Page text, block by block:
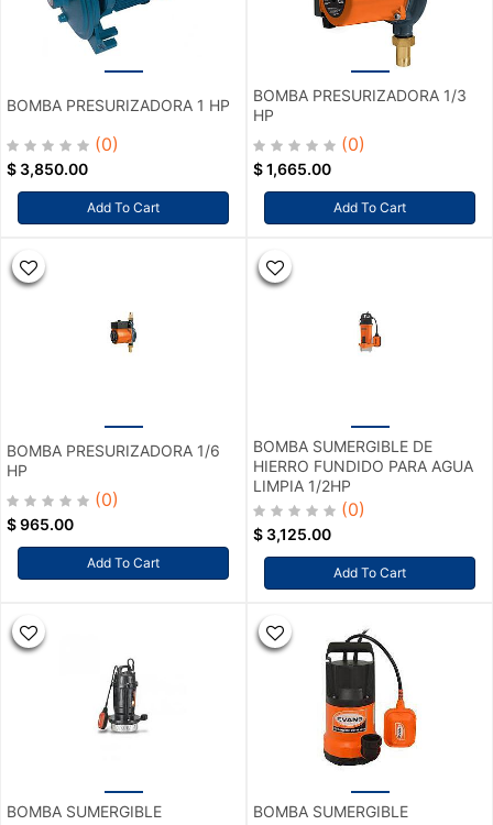
BOMBA PRESURIZADORA 1 HP
(0)
$ 3,850.00
Add To Cart
BOMBA PRESURIZADORA 1/3
HP
(0)
$1,665.00
Add To Cart
BOMBA PRESURIZADORA 1/6
HP
(0)
$965.00
Add To Cart
BOMBA SUMERGIBLE DE
HIERRO FUNDIDO PARA AGUA
LIMPIA 1/2HP
(0)
$ 3,125.00
Add To Cart
BOMBA SUMERGIBLE
BOMBA SUMERGIBLE